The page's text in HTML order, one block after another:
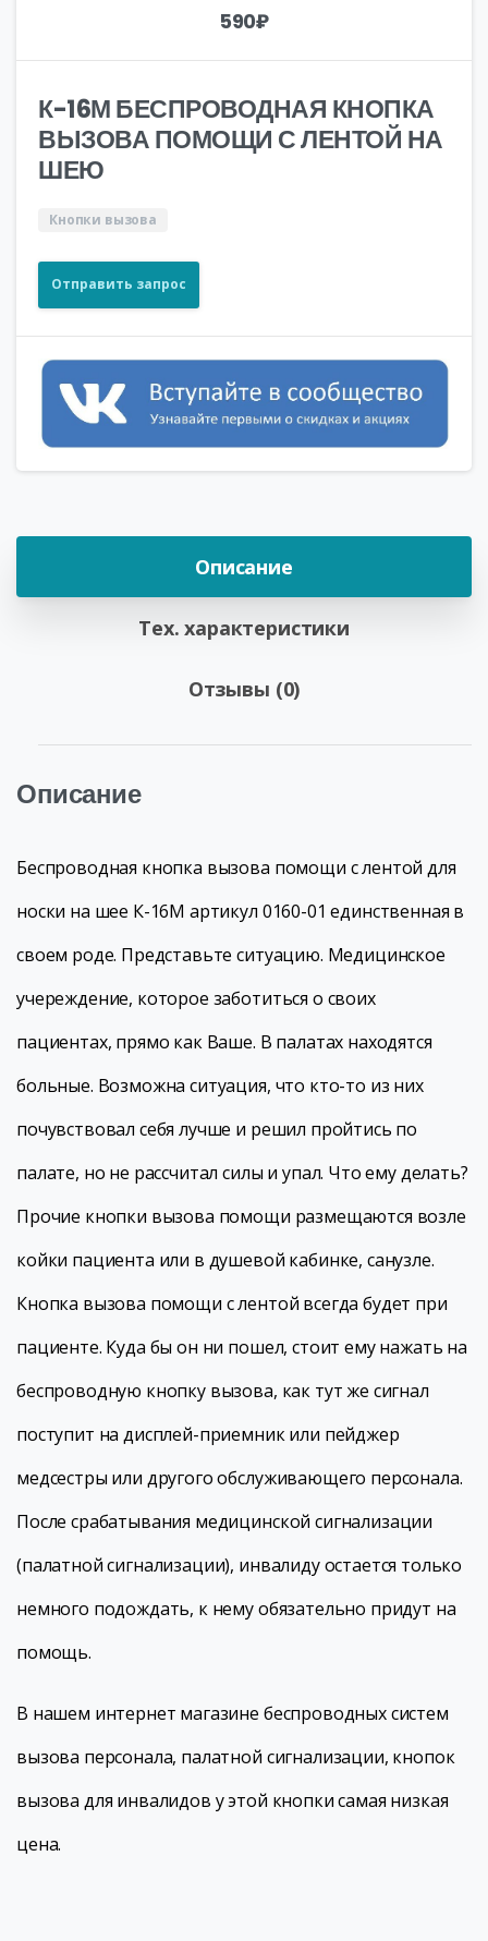
590₽
К-16М БЕСПРОВОДНАЯ КНОПКА
ВЫЗОВА ПОМОЩИ С ЛЕНТОЙ НА
ШЕЮ
Кнопки вызова
Отправить запрос
Описание
Тех. характеристики
Отзывы (0)
Описание
Беспроводная кнопка вызова помощи с лентой для
носки на шее К-16М артикул 0160-01 единственная в
своем роде. Представьте ситуацию. Медицинское
учереждение, которое заботиться о своих
пациентах, прямо как Ваше. В палатах находятся
больные. Возможна ситуация, что кто-то из них
почувствовал себя лучше и решил пройтись по
палате, но не рассчитал силы и упал. Что ему делать?
Прочие кнопки вызова помощи размещаются возле
койки пациента или в душевой кабинке, санузле.
Кнопка вызова помощи с лентой всегда будет при
пациенте. Куда бы он ни пошел, стоит ему нажать на
беспроводную кнопку вызова, как тут же сигнал
поступит на дисплей-приемник или пейджер
медсестры или другого обслуживающего персонала.
После срабатывания медицинской сигнализации
(палатной сигнализации), инвалиду остается только
немного подождать, к нему обязательно придут на
помощь.
В нашем интернет магазине беспроводных систем
вызова персонала, палатной сигнализации, кнопок
вызова для инвалидов у этой кнопки самая низкая
цена.